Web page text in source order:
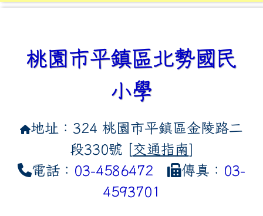
桃園市平鎮區北勢國民
小學
地址：324 桃園市平鎮區金陵路二
段330號 [交通指南]
電話： 03-4586472 傳真： 03-
4593701